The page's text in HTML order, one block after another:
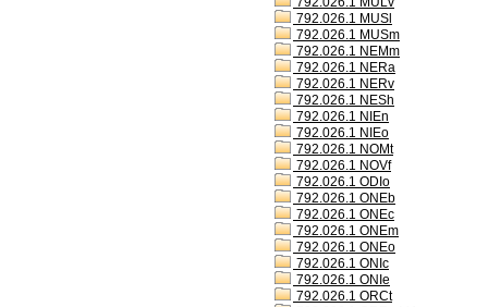
792.026.1 MUSl
792.026.1 MUSm
792.026.1 NEMm
792.026.1 NERa
792.026.1 NERv
792.026.1 NESh
792.026.1 NIEn
792.026.1 NIEo
792.026.1 NOMt
792.026.1 NOVf
792.026.1 ODIo
792.026.1 ONEb
792.026.1 ONEc
792.026.1 ONEm
792.026.1 ONEo
792.026.1 ONIc
792.026.1 ONIe
792.026.1 ORCt